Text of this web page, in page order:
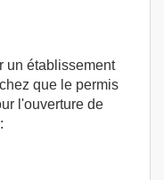
un établissement
que le permis
l'ouverture de